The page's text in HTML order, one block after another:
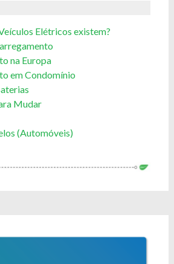
Elétricos existem?
na Europa
em Condomínio
Mudar
(Automóveis)